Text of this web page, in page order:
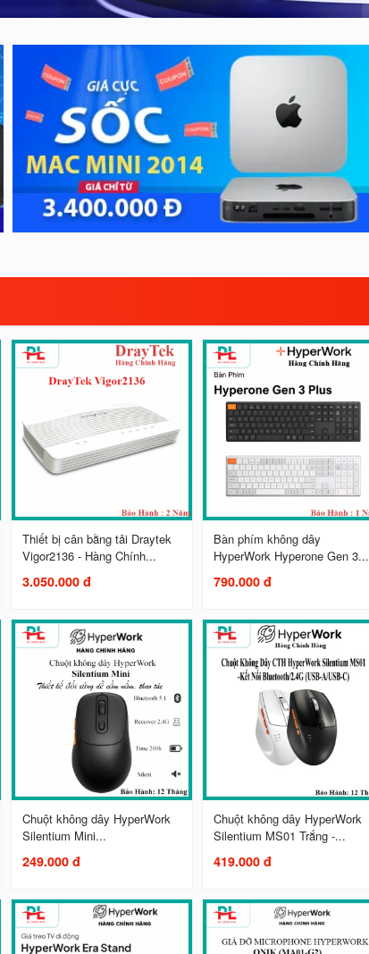
Thiết bị cân bằng tải Draytek
Vigor2136 - Hàng Chính...
3.050.000 đ
Bàn phím không dây
HyperWork Hyperone Gen 3...
790.000 đ
Chuột không dây HyperWork
Silentium Mini...
249.000 đ
Chuột không dây HyperWork
Silentium MS01 Trắng -...
419.000 đ